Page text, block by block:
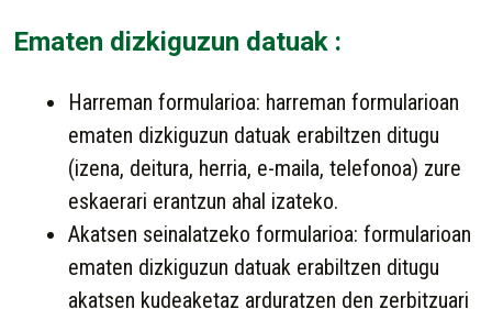
Ematen dizkiguzun datuak :
Harreman formularioa: harreman formularioan
ematen dizkiguzun datuak erabiltzen ditugu
(izena, deitura, herria, e-maila, telefonoa) zure
eskaerari erantzun ahal izateko.
Akatsen seinalatzeko formularioa: formularioan
ematen dizkiguzun datuak erabiltzen ditugu
akatsen kudeaketaz arduratzen den zerbitzuari